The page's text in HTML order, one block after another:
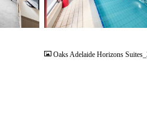
JPG
Oaks Adelaide Horizons